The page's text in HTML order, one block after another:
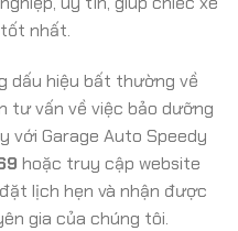
nhất.
dấu hiệu bất thường về
tư vấn về việc bảo dưỡng
với Garage Auto Speedy
hoặc truy cập website
lịch hẹn và nhận được
gia của chúng tôi.